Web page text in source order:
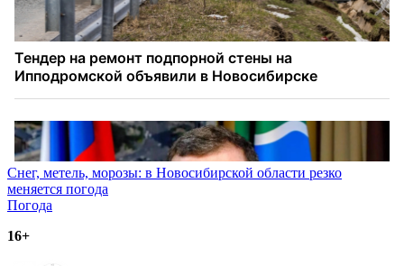
Навигация
по
записям
Снег, метель, морозы: в Новосибирской области резко
меняется погода
Погода
16+